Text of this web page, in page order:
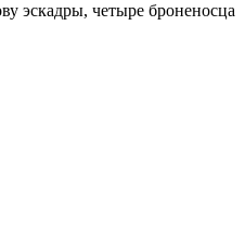
эскадры, четыре броненосца